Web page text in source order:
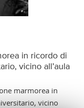
in ricordo di
vicino all’aula
marmorea in
vicino